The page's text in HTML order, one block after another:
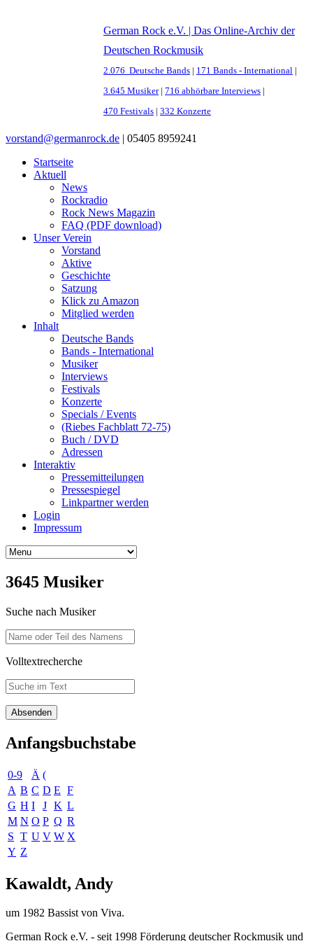
German Rock e.V. | Das Online-Archiv der
Deutschen Rockmusik
2.076 Deutsche Bands 171 Bands - International
3.645 Musiker| 716 abhörbare Interviews
470 Festivals 332 Konzerte
vorstand@germanrock.de | 05405 8959241
Startseite
Aktuell
News
Rockradio
Rock News Magazin
FAQ (PDF download)
Unser Verein
Vorstand
Aktive
Geschichte
Satzung
Klick zu Amazon
Mitglied werden
Inhalt
Deutsche Bands
Bands - International
Musiker
Interviews
Festivals
Konzerte
Specials / Events
(Riebes Fachblatt 72-75)
Buch / DVD
Adressen
Interaktiv
Pressemitteilungen
Pressespiegel
Linkpartner werden
Login
Impressum
3645 Musiker
Suche nach Musiker
Volltextrecherche
Anfangsbuchstabe
0-9 Ä (
A B C D E F
G H I J K L
M N O P Q R
S T U V W X
Y Z
Kawaldt, Andy
um 1982 Bassist von Viva.
German Rock e.V. - seit 1998 Förderung deutscher Rockmusik und